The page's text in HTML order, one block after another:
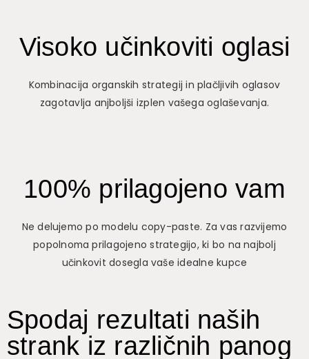
Visoko učinkoviti oglasi
Kombinacija organskih strategij in plačljivih oglasov
zagotavlja anjboljši izplen vašega oglaševanja.
100% prilagojeno vam
Ne delujemo po modelu copy-paste. Za vas razvijemo
popolnoma prilagojeno strategijo, ki bo na najbolj
učinkovit dosegla vaše idealne kupce
Spodaj rezultati naših
strank iz različnih panog